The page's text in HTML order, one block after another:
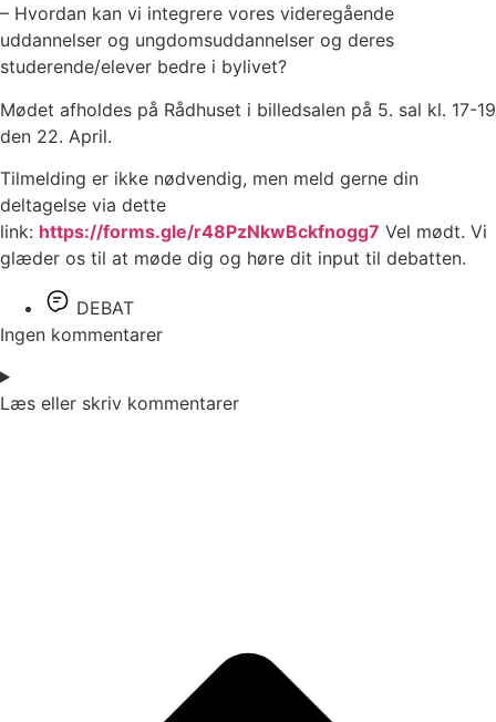
– Hvordan kan vi integrere vores videregående
uddannelser og ungdomsuddannelser og deres
studerende/elever bedre i bylivet?
Mødet afholdes på Rådhuset i billedsalen på 5. sal kl. 17-19
den 22. April.
Tilmelding er ikke nødvendig, men meld gerne din
deltagelse via dette
link: https://forms.gle/r48PzNkwBckfnogg7 Vel mødt. Vi
glæder os til at møde dig og høre dit input til debatten.
DEBAT
Ingen kommentarer
Læs eller skriv kommentarer